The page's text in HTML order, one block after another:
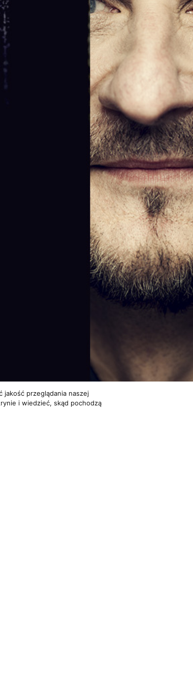
jakość przeglądania naszej
i wiedzieć, skąd pochodzą